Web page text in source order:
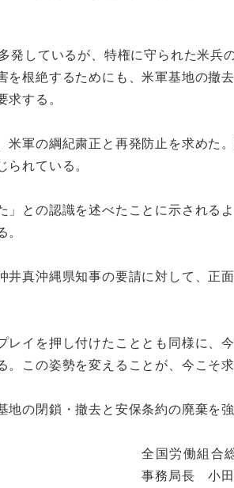
しているが、特権に守られた米兵
根絶するためにも、米軍基地の撤
する。
軍の綱紀粛正と再発防止を求めた
れている。
との認識を述べたことに示される
真沖縄県知事の要請に対して、正
イを押し付けたこととも同様に、
この姿勢を変えることが、今こそ求
の閉鎖・撤去と安保条約の廃棄を強
全国労働組合
川 義